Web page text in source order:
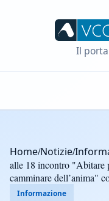
Il
Home/Notizie/
alle 18 incontro "Abitare
camminare dell’anima"
Informazione